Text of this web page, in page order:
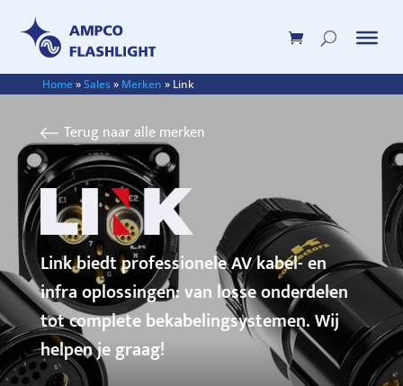
Home»Sales» Merken » Link
Terug naar alle merken
Link biedt professionele AV kabel- en
infra oplossingen: van losse onderdelen
tot complete bekabelingsystemen. Wij
helpen je graag!